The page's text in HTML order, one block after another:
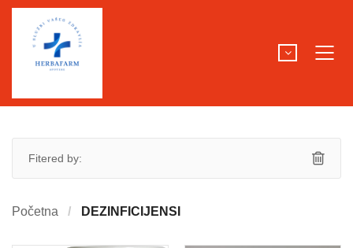
Fitered by:
Početna DEZINFICIJENSI